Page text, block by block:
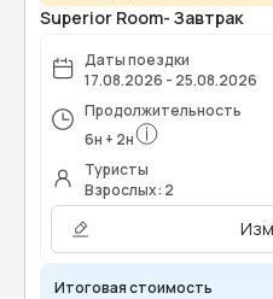
Superior Room- Завтрак
Даты поездки
17.08.2026 - 25.08.2026
Продолжительность
6н + 2н
Туристы
Взрослых: 2
Итоговая стоимость